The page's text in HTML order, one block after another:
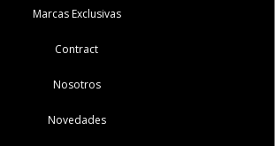
Marcas Exclusivas
Contract
Nosotros
Novedades